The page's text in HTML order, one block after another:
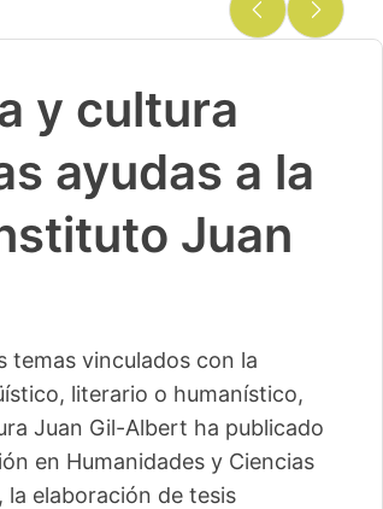
y cultura
ayudas a la
Juan
temas vinculados con la
literario o humanístico,
Juan Gil-Albert ha publicado
en Humanidades y Ciencias
la elaboración de tesis